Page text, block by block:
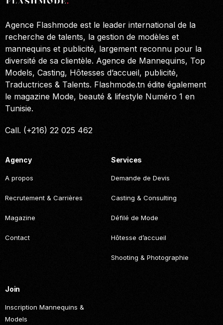
Agence Flashmode est le leader international de la
recherche de talents, la gestion de modèles et
mannequins et publicité, largement reconnu pour la
diversité de sa clientèle. Agence de Mannequins, Top
Models, Casting, Hôtesses d’accueil, publicité,
Traductrices & Talents. Flashmode.tn édite également
le magazine Mode, beauté & lifestyle Numéro 1 en
Tunisie.
Call. (+216) 22 025 462
Agency
A propos
Recrutement & Carrières
Magazine
Contact
Services
Demande de Devis
Casting & Consulting
Défilé de Mode
Hôtesse d’accueil
Shooting & Photographie
Join
Inscription Mannequins &
Models